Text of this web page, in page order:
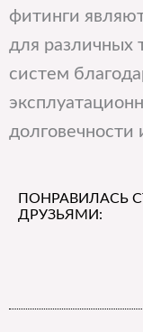
фитинги
для различных
систем
долговечности
ПОНРАВИЛАСЬ
ДРУЗЬЯМИ: